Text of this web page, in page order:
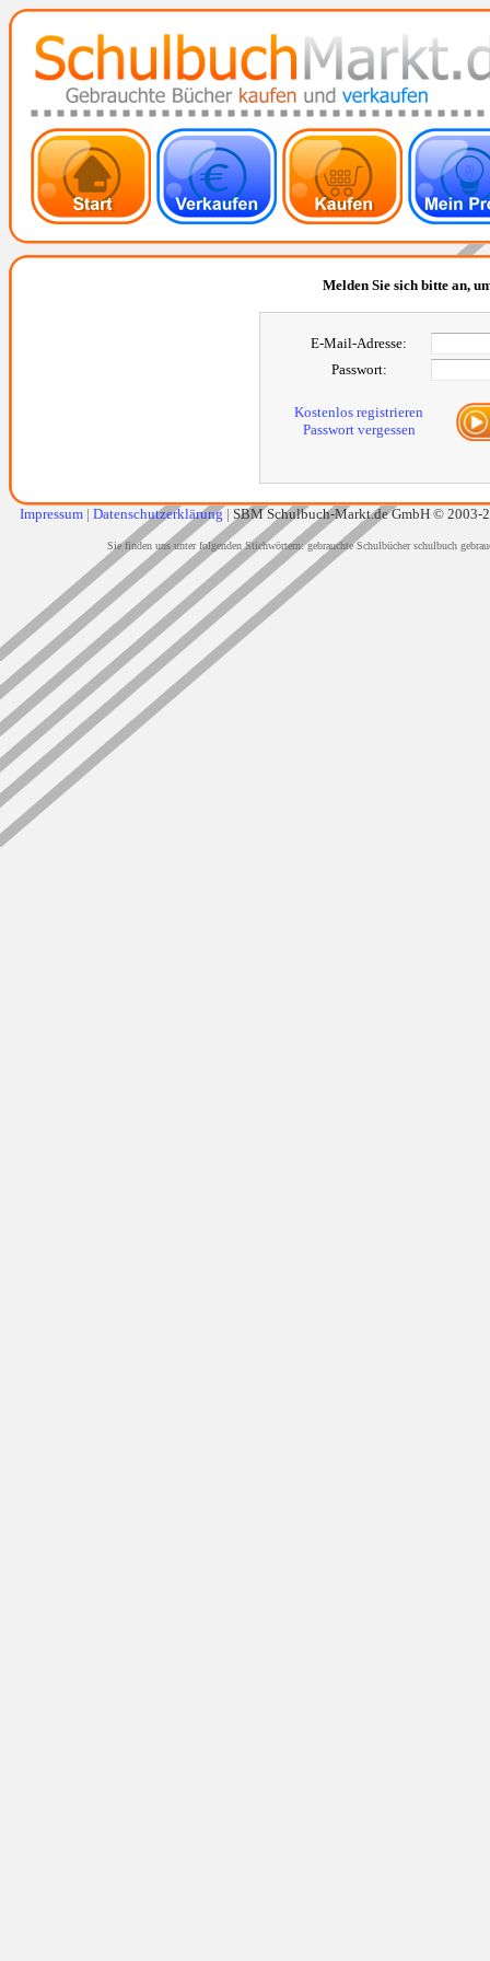
Melden Sie sich bitte an,
E-Mail-Adresse:
Passwort:
Kostenlos registrieren
Passwort vergessen
Impressum | Datenschutzerklärung | SBM Schulbuch-Markt.de GmbH © 2003-
Sie finden uns unter folgenden Stichwörtern: gebrauchte Schulbücher schulbuch